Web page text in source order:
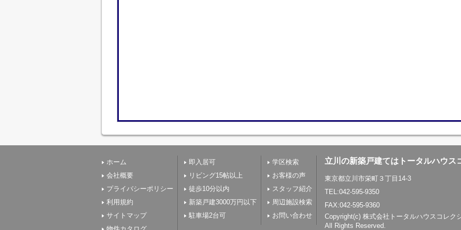
ホーム
会社概要
プライバシーポリシー
利用規約
サイトマップ
即入居可
リビング15帖以上
徒歩10分以内
新築戸建3000万円以下
駐車場2台可
学区検索
お客様の声
スタッフ紹介
周辺施設検索
お問い合わせ
立川の新築戸建てはトータルハウス
東京都立川市栄町３丁目14-3
TEL:042-595-9350
FAX:042-595-9360
Copyright(c) 株式会社トータルハウスコレク
All Rights Reserved.